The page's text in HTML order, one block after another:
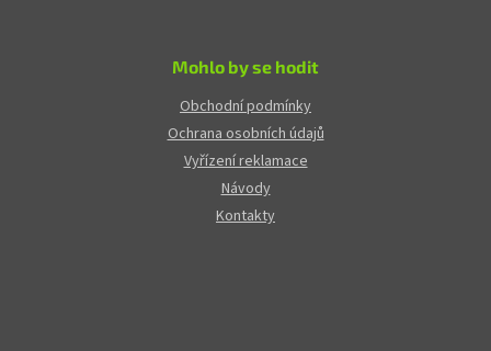
Mohlo by se hodit
Obchodní podmínky
Ochrana osobních údajů
Vyřízení reklamace
Návody
Kontakty